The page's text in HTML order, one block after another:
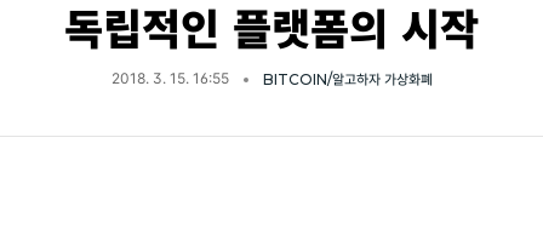
독립적인 플랫폼의 시작
2018. 3. 15. 16:55 BITCOIN/알고하자 가상화폐